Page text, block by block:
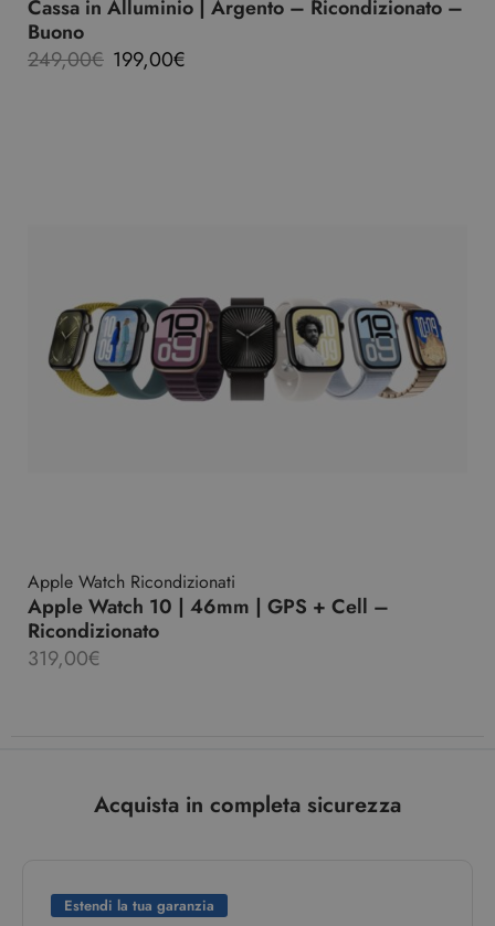
Cassa in Alluminio | Argento – Ricondizionato –
Buono
249,00€ 199,00€
Apple Watch Ricondizionati
Apple Watch 10 | 46mm | GPS + Cell –
Ricondizionato
319,00€
Acquista in completa sicurezza
Estendi la tua garanzia